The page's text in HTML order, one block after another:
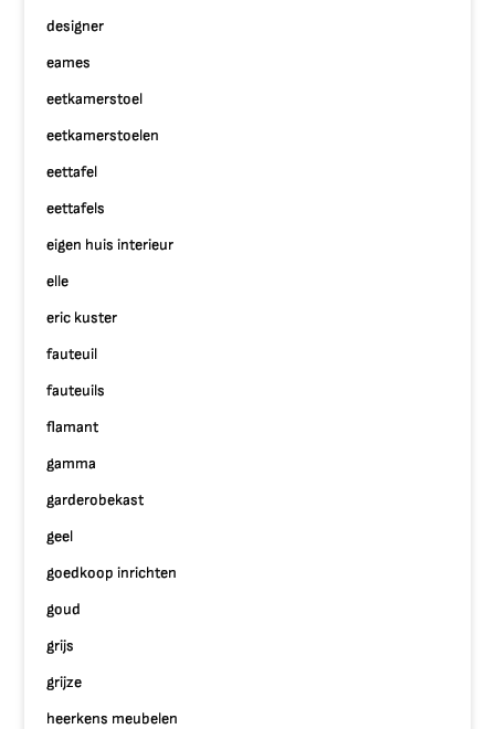
designer
eames
eetkamerstoel
eetkamerstoelen
eettafel
eettafels
eigen huis interieur
elle
eric kuster
fauteuil
fauteuils
flamant
gamma
garderobekast
geel
goedkoop inrichten
goud
grijs
grijze
heerkens meubelen